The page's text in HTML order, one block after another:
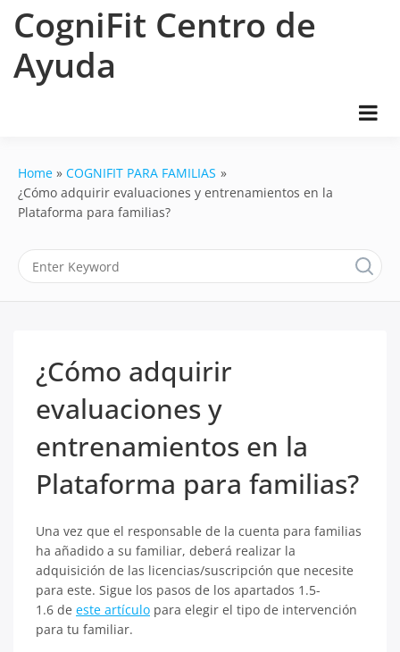
CogniFit Centro de
Ayuda
Home
COGNIFIT PARA FAMILIAS
¿Cómo adquirir evaluaciones y entrenamientos en la
Plataforma para familias?
¿Cómo adquirir
evaluaciones y
entrenamientos en la
Plataforma para familias?
Una vez que el responsable de la cuenta para familias
ha añadido a su familiar, deberá realizar la
adquisición de las licencias/suscripción que necesite
para este. Sigue los pasos de los apartados 1.5-
1.6 de este artículo para elegir el tipo de intervención
para tu familiar.